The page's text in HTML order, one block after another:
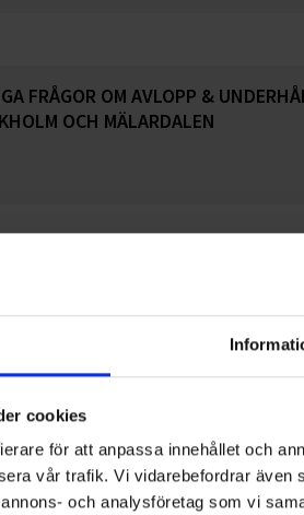
cookies
för att anpassa innehållet och
vår trafik. Vi vidarebefordrar även
och analysföretag som vi
FRÅGOR OM AVLOPP &
OCH MÄLARDALEN
gör vattenbesparing allt
åtgärder för verksamheter som vill
och samtidigt öka
ANSVARAR FÖR